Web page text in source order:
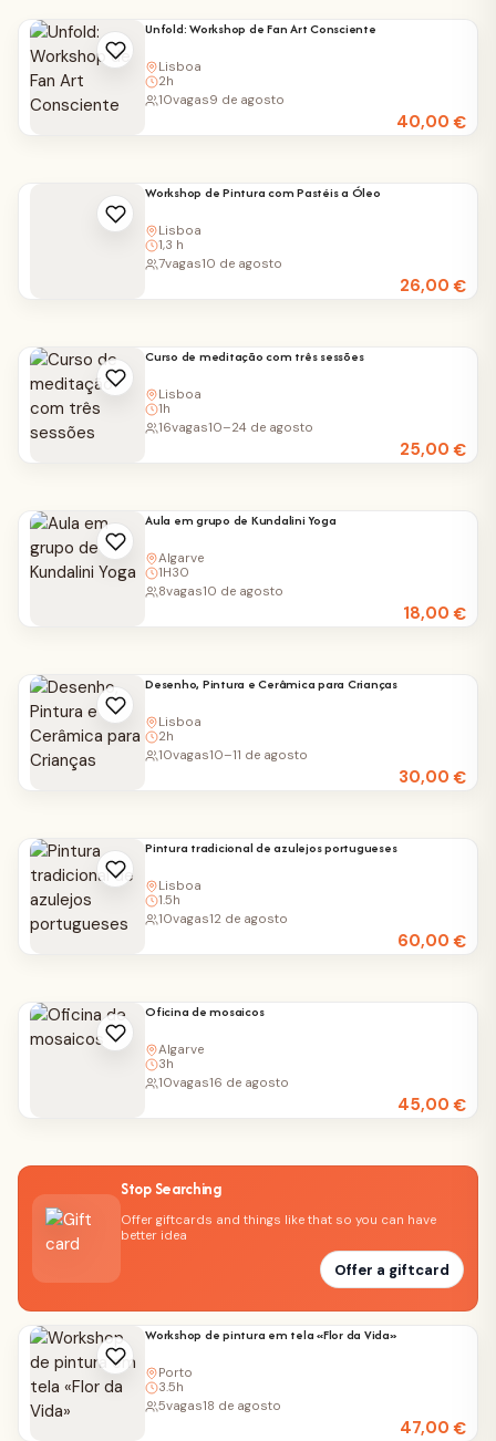
Unfold: Workshop de Fan Art Consciente
Lisboa
2h
40,00€
10vagas9 de agosto
Workshop de Pintura com Pastéis a Óleo
Lisboa
1,3 h
26,00€
7vagas10 de agosto
Curso de meditação com três sessões
Lisboa
1h
25,00€
16vagas10–24 de agosto
Aula em grupo de Kundalini Yoga
Algarve
1H30
18,00€
8vagas10 de agosto
Desenho, Pintura e Cerâmica para Crianças
Lisboa
2h
30,00€
10vagas10–11 de agosto
Pintura tradicional de azulejos portugueses
Lisboa
1.5h
60,00€
10vagas12 de agosto
Oficina de mosaicos
Algarve
3h
45,00€
10vagas16 de agosto
Stop Searching
Offer giftcards and things like that so you can have
better idea
Offer a giftcard
Workshop de pintura em tela «Flor da Vida»
Porto
3.5h
47,00€
5vagas18 de agosto